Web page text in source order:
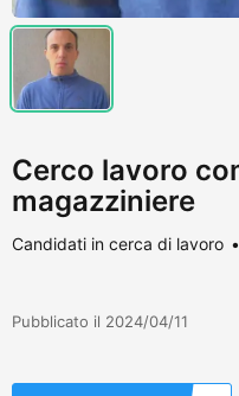
Cerco lavoro
magazziniere
Candidati in cerca di lavoro
Pubblicato il 2024/04/11